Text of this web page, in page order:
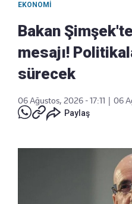
EKONOMI
Bakan
mesajı!
sürecek
06 Ağustos, 2026 - 17:11
06
Paylaş